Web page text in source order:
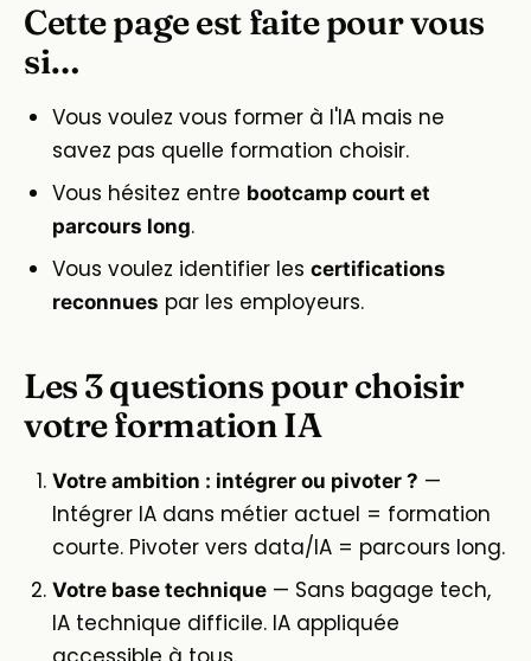
Cette page est faite pour vous
si…
Vous voulez vous former à l'IA mais ne
savez pas quelle formation choisir.
Vous hésitez entre bootcamp court et
parcours long.
Vous voulez identifier les certifications
reconnues par les employeurs.
Les 3 questions pour choisir
votre formation IA
Votre ambition : intégrer ou pivoter ? —
Intégrer IA dans métier actuel = formation
courte. Pivoter vers data/IA = parcours long.
Votre base technique — Sans bagage tech,
IA technique difficile. IA appliquée